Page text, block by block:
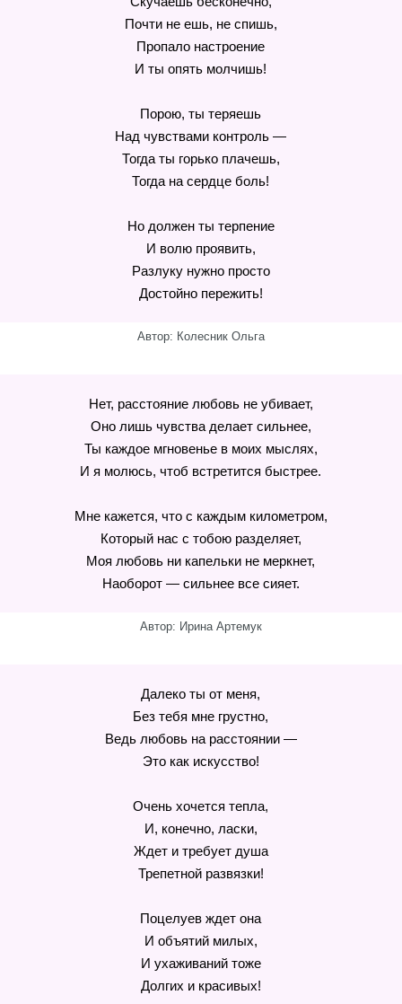
Почти не ешь, не спишь,
Пропало настроение
И ты опять молчишь!
Порою, ты теряешь
Над чувствами контроль —
Тогда ты горько плачешь,
Тогда на сердце боль!
Но должен ты терпение
И волю проявить,
Разлуку нужно просто
Достойно пережить!
Автор: Колесник Ольга
Нет, расстояние любовь не убивает,
Оно лишь чувства делает сильнее,
Ты каждое мгновенье в моих мыслях,
И я молюсь, чтоб встретится быстрее.
Мне кажется, что с каждым километром,
Который нас с тобою разделяет,
Моя любовь ни капельки не меркнет,
Наоборот — сильнее все сияет.
Автор: Ирина Артемук
Далеко ты от меня,
Без тебя мне грустно,
Ведь любовь на расстоянии —
Это как искусство!
Очень хочется тепла,
И, конечно, ласки,
Ждет и требует душа
Трепетной развязки!
Поцелуев ждет она
И объятий милых,
И ухаживаний тоже
Долгих и красивых!